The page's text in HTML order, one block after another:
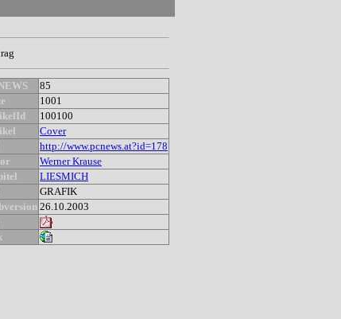
85
1001
100100
Cover
http://www.pcnews.at?id=178
Werner Krause
LIESMICH
GRAFIK
26.10.2003